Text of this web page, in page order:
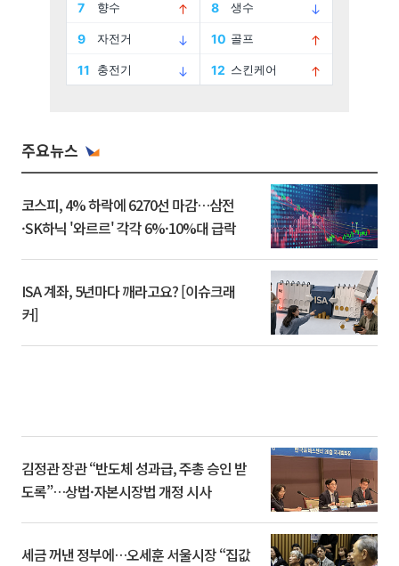
주요뉴스
코스피, 4% 하락에 6270선 마감…삼전
·SK하닉 '와르르' 각각 6%·10%대 급락
ISA 계좌, 5년마다 깨라고요? [이슈크래
커]
김정관 장관 “반도체 성과급, 주총 승인 받
도록”…상법·자본시장법 개정 시사
세금 꺼낸 정부에…오세훈 서울시장 “집값